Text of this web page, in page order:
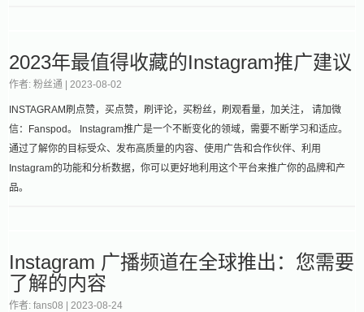
2023年最值得收藏的Instagram推广建议
作者: 粉丝通 | 2023-08-02
INSTAGRAM刷点赞，买点赞，刷评论，买粉丝，刷观看量，加关注， 请加微
信：Fanspod。 Instagram推广是一个不断变化的领域，需要不断学习和适应。
通过了解你的目标受众、发布高质量的内容、使用广告和合作伙伴、利用
Instagram的功能和分析数据，你可以更好地利用这个平台来推广你的品牌和产
品。
Instagram 广播频道在全球推出：您需要
了解的内容
作者: fans08 | 2023-08-24